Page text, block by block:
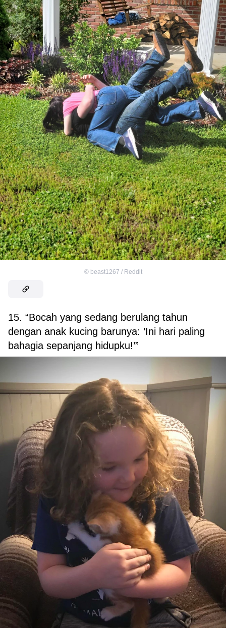
© beast1267 / Reddit
15. “Bocah yang sedang berulang tahun
dengan anak kucing barunya: ’Ini hari paling
bahagia sepanjang hidupku!’”